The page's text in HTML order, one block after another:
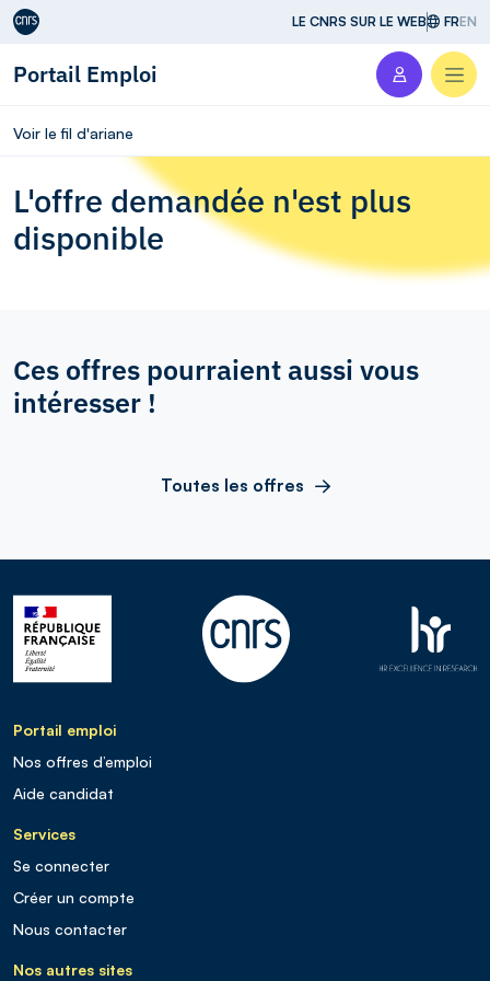
Aller au contenu LE CNRS SUR LE WEB FREN
Portail Emploi
Voir le fil d'ariane
L'offre demandée n'est plus
disponible
Ces offres pourraient aussi vous
intéresser !
Toutes les offres
Portail emploi
Nos offres d’emploi
Aide candidat
Services
Se connecter
Créer un compte
Nous contacter
Nos autres sites